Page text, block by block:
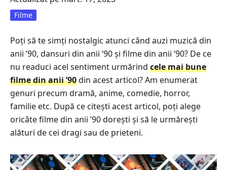
Filme
Poți să te simți nostalgic atunci când auzi muzică din
anii ’90, dansuri din anii ’90 și filme din anii ’90? De ce
nu readuci acel sentiment urmărind cele mai bune
filme din anii ’90din acest articol? Am enumerat
genuri precum dramă, anime, comedie, horror,
familie etc. După ce citești acest articol, poți alege
oricâte filme din anii ’90 dorești și să le urmărești
alături de cei dragi sau de prieteni.